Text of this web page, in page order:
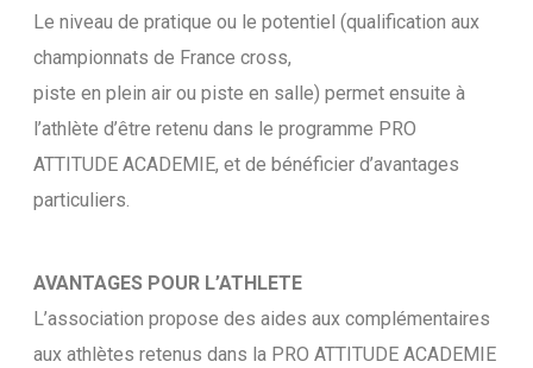
Le niveau de pratique ou le potentiel (qualification aux
championnats de France cross,
piste en plein air ou piste en salle) permet ensuite à
l’athlète d’être retenu dans le programme PRO
ATTITUDE ACADEMIE, et de bénéficier d’avantages
particuliers.
AVANTAGES POUR L’ATHLETE
L’association propose des aides aux complémentaires
aux athlètes retenus dans la PRO ATTITUDE ACADEMIE